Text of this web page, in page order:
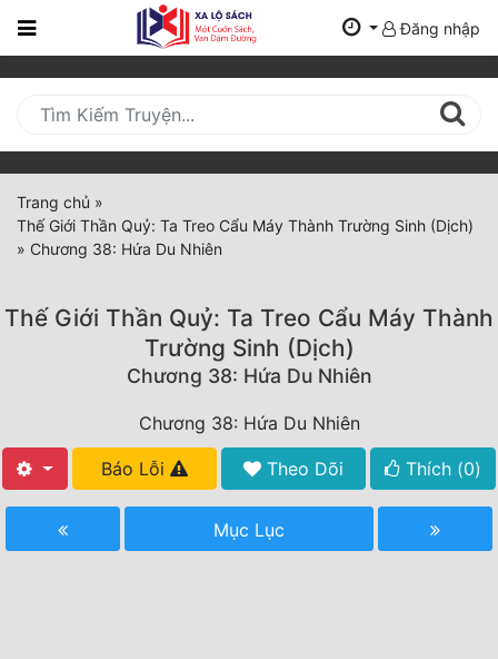
Trang
Mới
Cập
Nhật
(current)
BXH
Hoàn Thành
Đăng nhập
Trang chủ »
Thế Giới Thần Quỷ: Ta Treo Cẩu Máy Thành Trường Sinh (Dịch)
» Chương 38: Hứa Du Nhiên
Thế Giới Thần Quỷ: Ta Treo Cẩu Máy Thành
Trường Sinh (Dịch)
Chương 38: Hứa Du Nhiên
Chương 38: Hứa Du Nhiên
Báo Lỗi Theo Dõi Thích (0)
Mục Lục